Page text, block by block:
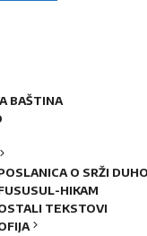
BAŠTINA
O SRŽI
HIKAM
TEKSTOVI